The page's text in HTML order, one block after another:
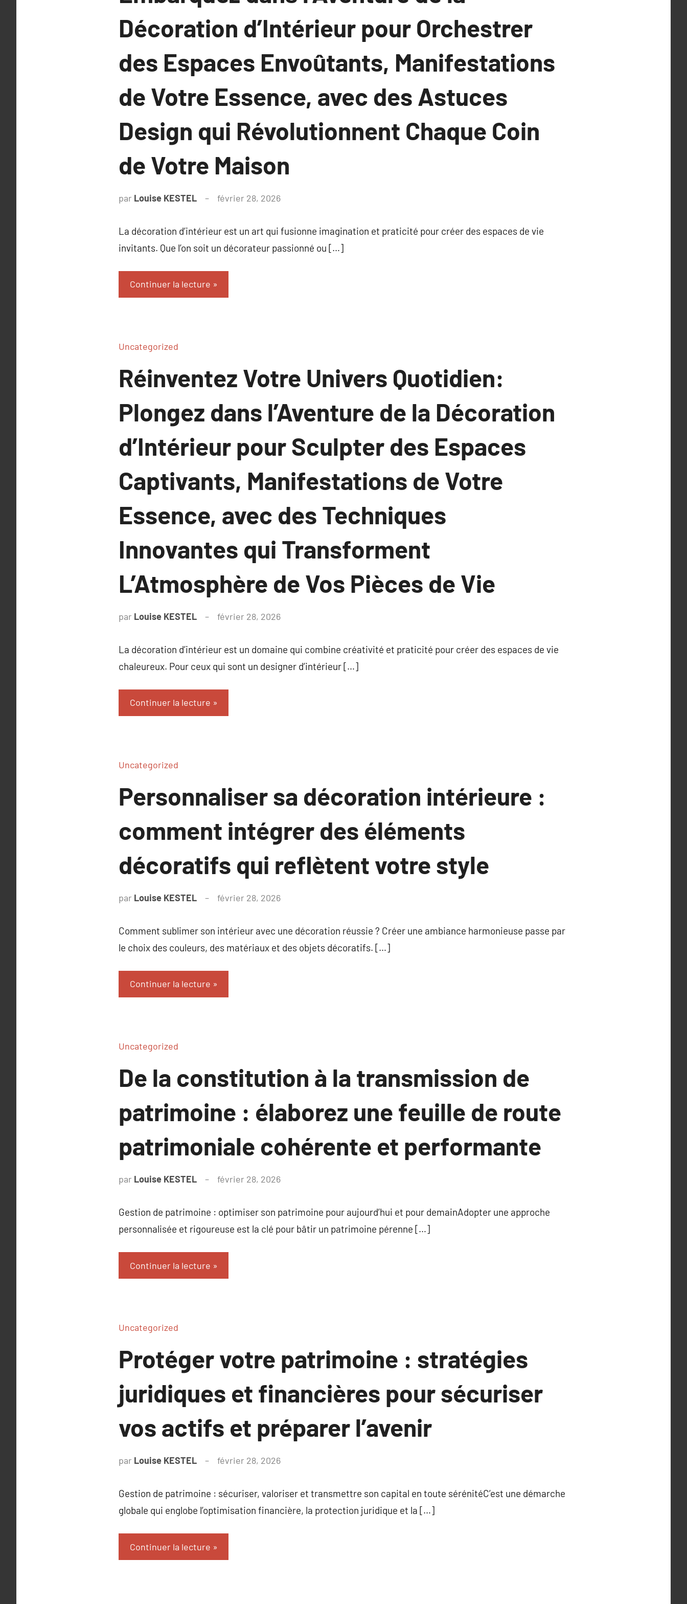
Décoration d’Intérieur pour Orchestrer
des Espaces Envoûtants, Manifestations
de Votre Essence, avec des Astuces
Design qui Révolutionnent Chaque Coin
de Votre Maison
par Louise KESTEL février 28, 2026
La décoration d’intérieur est un art qui fusionne imagination et praticité pour créer des espaces de vie
invitants. Que l’on soit un décorateur passionné ou […]
Continuer la lecture
Uncategorized
Réinventez Votre Univers Quotidien:
Plongez dans l’Aventure de la Décoration
d’Intérieur pour Sculpter des Espaces
Captivants, Manifestations de Votre
Essence, avec des Techniques
Innovantes qui Transforment
L’Atmosphère de Vos Pièces de Vie
par Louise KESTEL février 28, 2026
La décoration d’intérieur est un domaine qui combine créativité et praticité pour créer des espaces de vie
chaleureux. Pour ceux qui sont un designer d’intérieur […]
Continuer la lecture
Uncategorized
Personnaliser sa décoration intérieure :
comment intégrer des éléments
décoratifs qui reflètent votre style
par Louise KESTEL février 28, 2026
Comment sublimer son intérieur avec une décoration réussie ? Créer une ambiance harmonieuse passe par
le choix des couleurs, des matériaux et des objets décoratifs. […]
Continuer la lecture
Uncategorized
De la constitution à la transmission de
patrimoine : élaborez une feuille de route
patrimoniale cohérente et performante
par Louise KESTEL février 28, 2026
Gestion de patrimoine : optimiser son patrimoine pour aujourd’hui et pour demainAdopter une approche
personnalisée et rigoureuse est la clé pour bâtir un patrimoine pérenne […]
Continuer la lecture
Uncategorized
Protéger votre patrimoine : stratégies
juridiques et financières pour sécuriser
vos actifs et préparer l’avenir
par Louise KESTEL février 28, 2026
Gestion de patrimoine : sécuriser, valoriser et transmettre son capital en toute sérénitéC’est une démarche
globale qui englobe l’optimisation financière, la protection juridique et la […]
Continuer la lecture